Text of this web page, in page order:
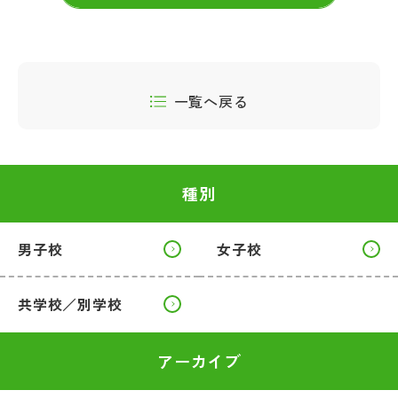
一覧へ戻る
種別
男子校 女子校
共学校／別学校
アーカイブ